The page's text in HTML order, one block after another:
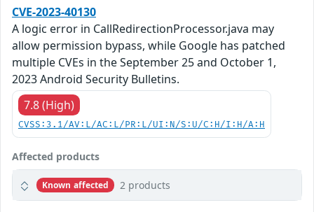
CVE-2023-40130
A logic error in CallRedirectionProcessor.java may
allow permission bypass, while Google has patched
multiple CVEs in the September 25 and October 1,
2023 Android Security Bulletins.
7.8 (High)
CVSS:3.1/AV:L/AC:L/PR:L/UI:N/S:U/C:H/I:H/A:H
Affected products
Known affected 2 products